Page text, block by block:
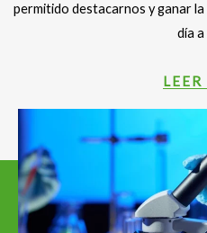
permitido destacarnos y ganar
día a
LEER